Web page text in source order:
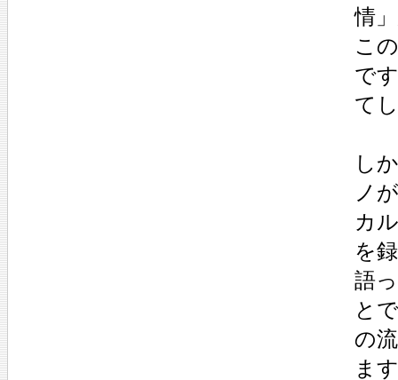
情
こ
で
て
し
ノ
カ
を
語
と
の
ま